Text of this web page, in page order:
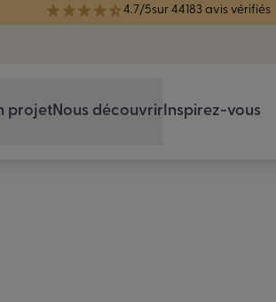
4.7/5sur 44183 avis vérifiés
projetNous découvrirInspirez-vous